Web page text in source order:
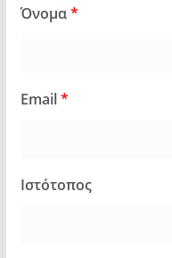
Όνομα*
Email*
Ιστότοπος